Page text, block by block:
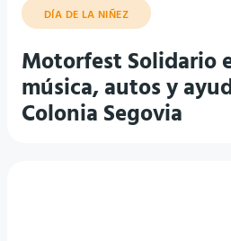
DÍA DE LA NIÑEZ
Motorfest Solidario
música, autos y
Colonia Segovia